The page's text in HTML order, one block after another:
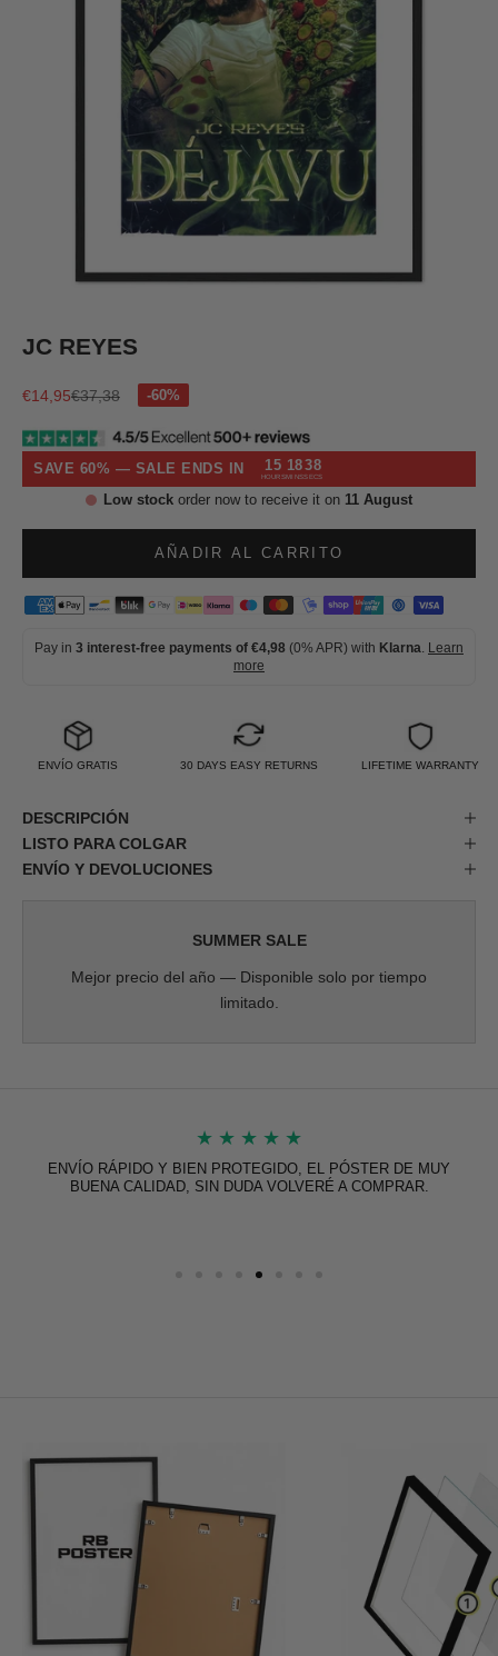
JC REYES
Precio de oferta
€14,95Precio normal
€37,38
SAVE 60% — SALE ENDS IN 15
HOURS
18
MINS
37
SECS
Low stock order now to receive it on 11 August
AÑADIR AL CARRITO
Pay in 3 interest-free payments of €4,98 (0% APR) with Klarna. Learn
more
ENVÍO GRATIS 30 DAYS EASY RETURNS LIFETIME WARRANTY
DESCRIPCIÓN
LISTO PARA COLGAR
ENVÍO Y DEVOLUCIONES
SUMMER SALE
Mejor precio del año — Disponible solo por tiempo
limitado.
★ ★ ★ ★ ★
ENVÍO RÁPIDO Y BIEN PROTEGIDO, EL PÓSTER DE MUY
BUENA CALIDAD, SIN DUDA VOLVERÉ A COMPRAR.